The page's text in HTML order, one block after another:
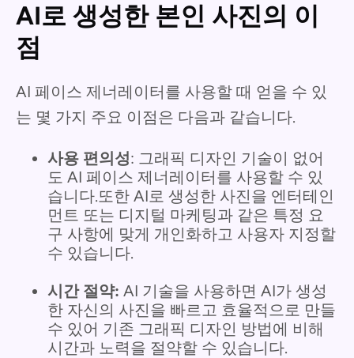
AI로 생성한 본인 사진의 이
점
AI 페이스 제너레이터를 사용할 때 얻을 수 있
는 몇 가지 주요 이점은 다음과 같습니다.
사용 편의성: 그래픽 디자인 기술이 없어
도 AI 페이스 제너레이터를 사용할 수 있
습니다.또한 AI로 생성한 사진을 엔터테인
먼트 또는 디지털 마케팅과 같은 특정 요
구 사항에 맞게 개인화하고 사용자 지정할
수 있습니다.
시간 절약: AI 기술을 사용하면 AI가 생성
한 자신의 사진을 빠르고 효율적으로 만들
수 있어 기존 그래픽 디자인 방법에 비해
시간과 노력을 절약할 수 있습니다.